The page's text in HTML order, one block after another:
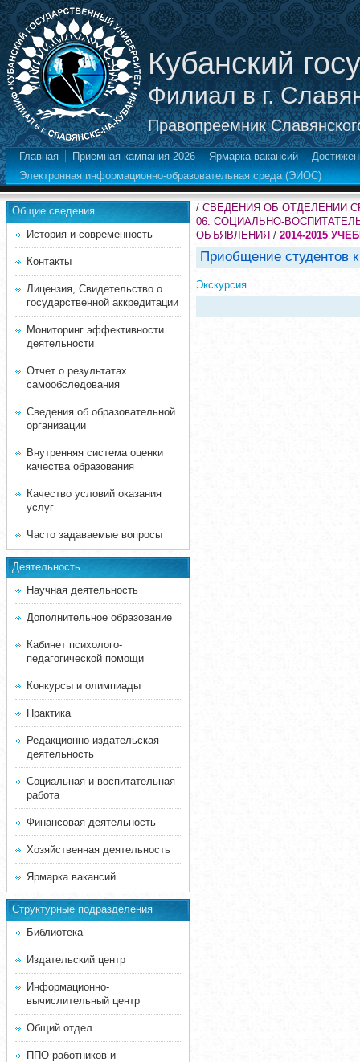
Кубанский
Филиал в г.
Правопреемник
Главная Приемная кампания 2026 Ярмарка вакансий
Электронная информационно-образовательная среда (ЭИОС)
Общие сведения
История и современность
Контакты
Лицензия, Свидетельство о
государственной аккредитации
Мониторинг эффективности
деятельности
Отчет о результатах
самообследования
Сведения об образовательной
организации
Внутренняя система оценки
качества образования
Качество условий оказания
услуг
Часто задаваемые вопросы
Деятельность
Научная деятельность
Дополнительное образование
Кабинет психолого-
педагогической помощи
Конкурсы и олимпиады
Практика
Редакционно-издательская
деятельность
Социальная и воспитательная
работа
Финансовая деятельность
Хозяйственная деятельность
Ярмарка вакансий
Структурные подразделения
Библиотека
Издательский центр
Информационно-
вычислительный центр
Общий отдел
ППО работников и
/ СВЕДЕНИЯ ОБ ОТДЕЛЕНИИ
06. СОЦИАЛЬНО-
ОБЪЯВЛЕНИЯ / 2014-2015
Приобщение студентов
Экскурсия